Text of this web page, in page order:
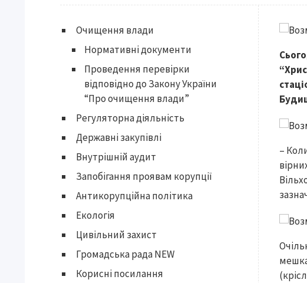
–
Очищення влади
Нормативні документи
Проведення перевірки
відповідно до Закону України
“Про очищення влади”
Регуляторна діяльність
Державні закупівлі
Внутрішній аудит
Запобігання проявам корупції
Антикорупційна політика
Екологія
Цивільний захист
Громадська рада NEW
Корисні посилання